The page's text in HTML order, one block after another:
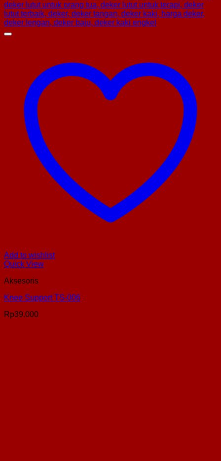
Add to wishlist
Quick View
Aksesoris
Knee Support TS-006
Rp39.000